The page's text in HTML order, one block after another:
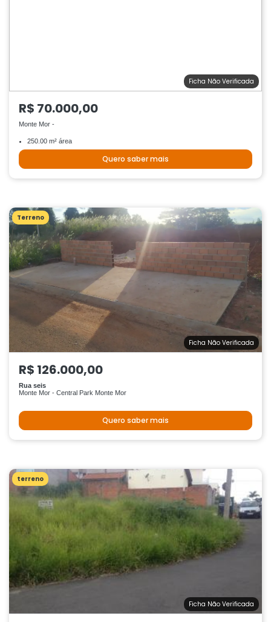
Ficha Não Verificada
R$ 70.000,00
Monte Mor -
250.00 m² área
Quero saber mais
Terreno
Ficha Não Verificada
R$ 126.000,00
Rua seis
Monte Mor - Central Park Monte Mor
Quero saber mais
terreno
Ficha Não Verificada